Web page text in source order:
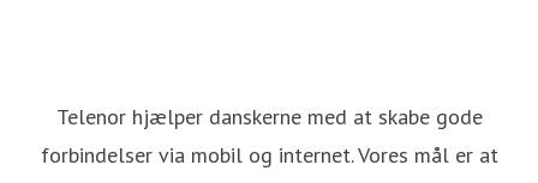
Telenor hjælper danskerne med at skabe gode
forbindelser via mobil og internet. Vores mål er at